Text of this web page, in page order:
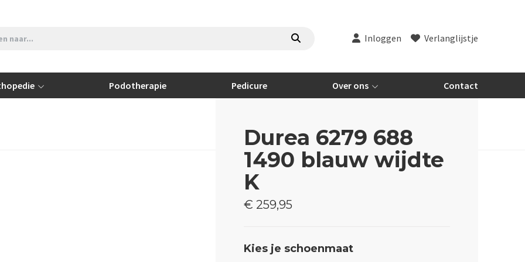
Inloggen Verlanglijstje
Podotherapie Pedicure Over ons Contact
Durea 6279 688
1490 blauw wijdte
K
€ 259,95
Kies je schoenmaat